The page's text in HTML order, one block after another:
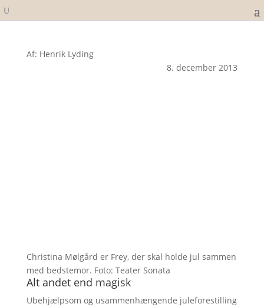
Af: Henrik Lyding
8. december 2013
Christina Mølgård er Frey, der skal holde jul sammen
med bedstemor. Foto: Teater Sonata
Alt andet end magisk
Ubehjælpsom og usammenhængende juleforestilling